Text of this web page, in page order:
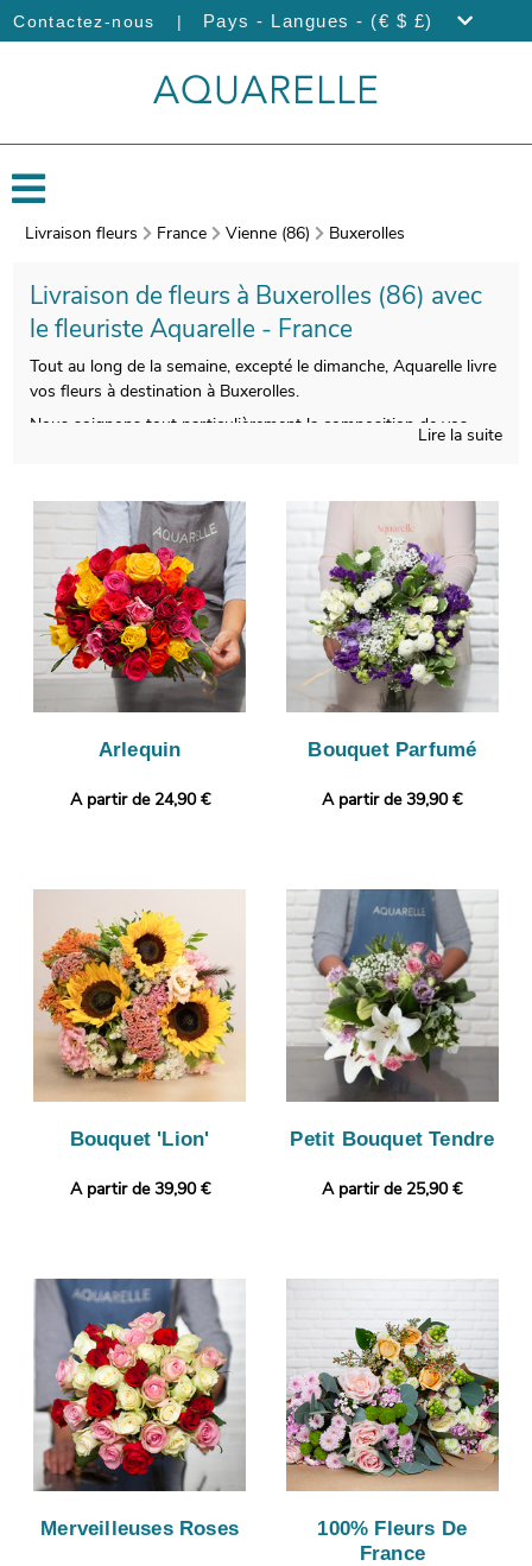
Contactez-nous | Pays - Langues - (€ $ £)
Livraison fleurs France Vienne (86) Buxerolles
Livraison de fleurs à Buxerolles (86) avec
le fleuriste Aquarelle - France
Tout au long de la semaine, excepté le dimanche, Aquarelle livre
vos fleurs à destination à Buxerolles.
Nous soignons tout particulièrement la composition de vos
photographierons votre composition florale. Vous aurez ensuite
la faculté de vérifier que votre bouquet est bien conforme,
puisque nous vous enverrons cette photo. L’envoi sera ensuite
programmé. Personnalisez votre cadeau en joignant selon vos
envies une photo ou un message personnalisé.
Lire la suite
Arlequin
A partir de 24,90 €
Bouquet Parfumé
A partir de 39,90 €
Bouquet 'Lion'
A partir de 39,90 €
Petit Bouquet Tendre
A partir de 25,90 €
Merveilleuses Roses
100% Fleurs De
France